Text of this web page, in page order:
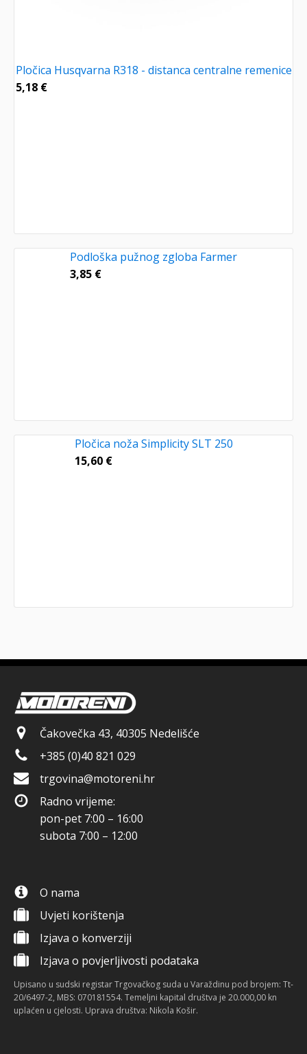
Pločica Husqvarna R318 - distanca centralne remenice
5,18 €
Podloška pužnog zgloba Farmer
3,85 €
Pločica noža Simplicity SLT 250
15,60 €
Čakovečka 43, 40305 Nedelišće
+385 (0)40 821 029
trgovina@motoreni.hr
Radno vrijeme:
pon-pet 7:00 – 16:00
subota 7:00 – 12:00
O nama
Uvjeti korištenja
Izjava o konverziji
Izjava o povjerljivosti podataka
Upisano u sudski registar Trgovačkog suda u Varaždinu pod brojem: Tt-
20/6497-2, MBS: 070181554. Temeljni kapital društva je 20.000,00 kn
uplaćen u cjelosti. Uprava društva: Nikola Košir.